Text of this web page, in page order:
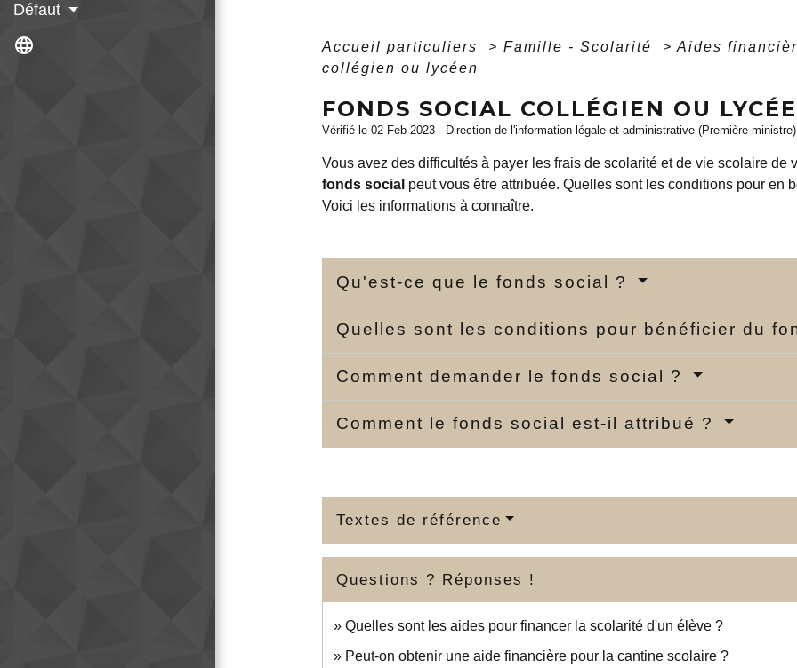
Défaut
language Accueil particuliers > Famille - Scolarité > Aides
collégien ou lycéen
FONDS SOCIAL COLLÉGIEN OU
Vérifié le 02 Feb 2023 - Direction de l'information légale et administrative (Première ministre)
Vous avez des difficultés à payer les frais de scolarité et de vie scolaire de
fonds social peut vous être attribuée. Quelles sont les conditions pour en
Voici les informations à connaître.
Qu'est-ce que le fonds social ?
Quelles sont les conditions pour bénéficier du
Comment demander le fonds social ?
Comment le fonds social est-il attribué ?
Textes de référence
Questions ? Réponses !
Quelles sont les aides pour financer la scolarité d'un élève ?
Peut-on obtenir une aide financière pour la cantine scolaire ?